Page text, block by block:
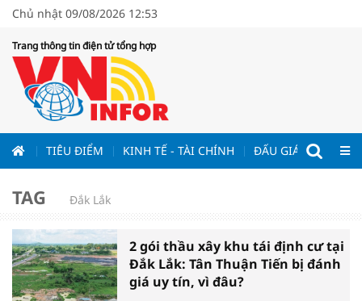
Chủ nhật 09/08/2026 12:53
Trang thông tin điện tử tổng hợp
TIÊU ĐIỂM KINH TẾ - TÀI CHÍNH ĐẤU GIÁ - ĐẤU
TAG Đắk Lắk
2 gói thầu xây khu tái định cư tại
Đắk Lắk: Tân Thuận Tiến bị đánh
giá uy tín, vì đâu?